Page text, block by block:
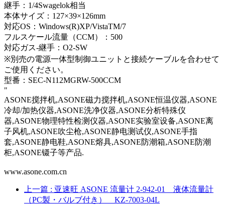
継手：1/4Swagelok相当
本体サイズ：127×39×126mm
対応OS：Windows(R)XP/VistaTM/7
フルスケール流量（CCM）：500
対応ガス-継手：O2-SW
※別売の電源一体型制御ユニットと接続ケーブルを合わせて
ご使用ください。
型番：SEC-N112MGRW-500CCM
"
ASONE搅拌机,ASONE磁力搅拌机,ASONE恒温仪器,ASONE
冷却/加热仪器,ASONE洗净仪器,ASONE分析特殊仪
器,ASONE物理特性检测仪器,ASONE实验室设备,ASONE离
子风机,ASONE吹尘枪,ASONE静电测试仪,ASONE手指
套,ASONE静电鞋,ASONE熔具,ASONE防潮箱,ASONE防潮
柜,ASONE镊子等产品.
www.asone.com.cn
上一篇 : 亚速旺 ASONE 流量计 2-942-01 液体流量計
（PC製・バルブ付き） KZ-7003-04L